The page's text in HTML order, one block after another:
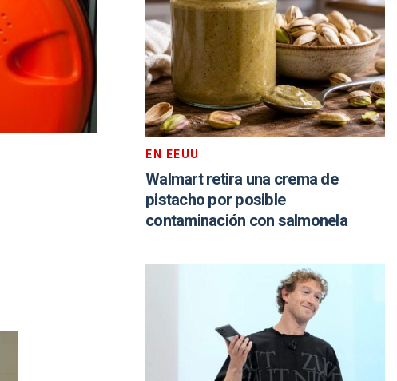
EN EEUU
Walmart retira una crema de
pistacho por posible
contaminación con salmonela